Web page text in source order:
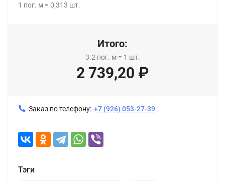
1 пог. м = 0,313 шт.
Итого:
3.2 пог. м= 1 шт.
2 739,20 ₽
Заказ по телефону: +7 (926) 053-27-39
Тэги